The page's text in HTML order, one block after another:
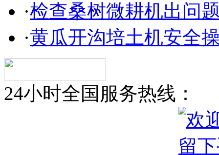
·检查桑树微耕机出问
·黄瓜开沟培土机安全
24小时全国服务热线：